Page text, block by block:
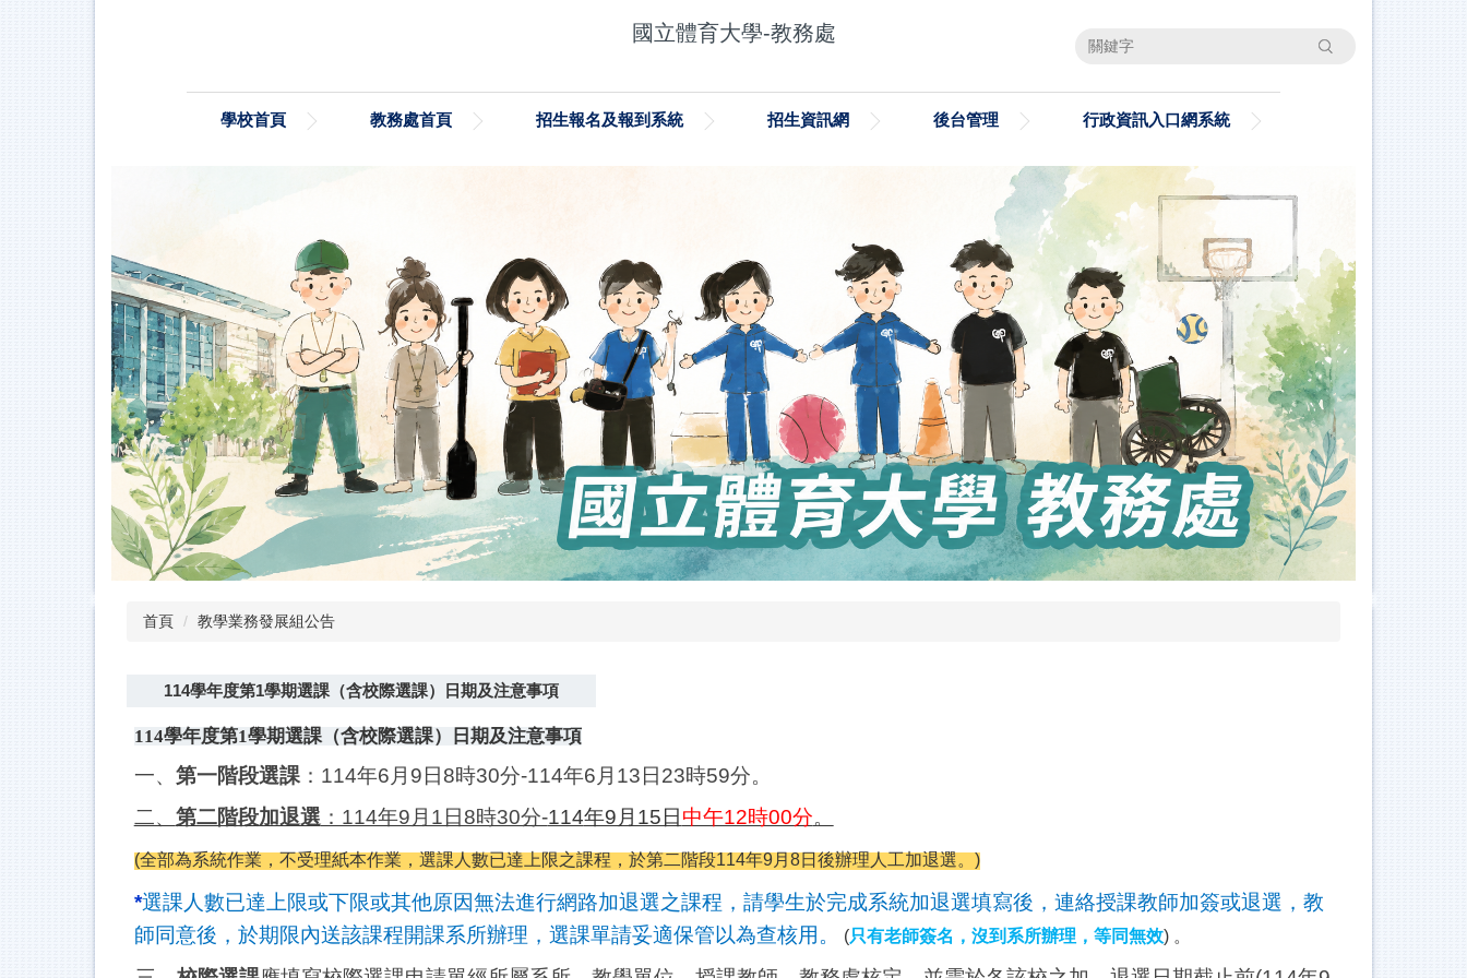
國立體育大學-教務處
搜尋
學校首頁 教務處首頁 招生報名及報到系統 招生資訊網 後台管理 行政資訊入口網系統
首頁 教學業務發展組公告
114學年度第1學期選課（含校際選課）日期及注意事項
114學年度第1學期選課（含校際選課）日期及注意事項
一、 第一階段選課：114年6月9日8時30分-114年6月13日23時59分。
二、 第二階段加退選 ：114年9月1日8時30分-114年9月15日中午12時00分。
(全部為系統作業，不受理紙本作業，選課人數已達上限之課程，於第二階段114年9月8日後辦理人工加退選。)
*選課人數已達上限或下限或其他原因無法進行網路加退選之課程，請學生於完成系統加退選填寫後，連絡授課教師加簽或退選，教
師同意後，於期限內送該課程開課系所辦理， 選課單請妥適保管以為查核用。 (只有老師簽名，沒到系所辦理，等同無效) 。